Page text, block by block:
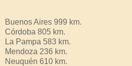
Buenos Aires 999 km.
Córdoba 805 km.
La Pampa 583 km.
Mendoza 236 km.
Neuquén 610 km.